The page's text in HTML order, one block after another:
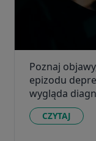
Poznaj
epizodu
wygląda
CZYTAJ